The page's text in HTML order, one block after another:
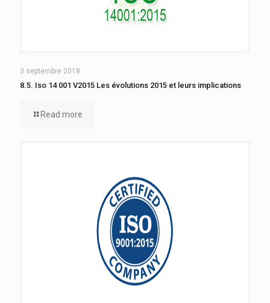
3 septembre 2018
8.5. Iso 14 001 V2015 Les évolutions 2015 et leurs implications
Read more